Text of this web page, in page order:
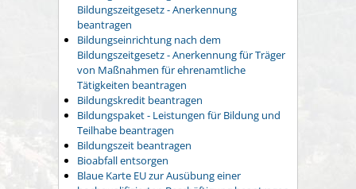
Bildungszeitgesetz - Anerkennung
beantragen
Bildungseinrichtung nach dem
Bildungszeitgesetz - Anerkennung für Träger
von Maßnahmen für ehrenamtliche
Tätigkeiten beantragen
Bildungskredit beantragen
Bildungspaket - Leistungen für Bildung und
Teilhabe beantragen
Bildungszeit beantragen
Bioabfall entsorgen
Blaue Karte EU zur Ausübung einer